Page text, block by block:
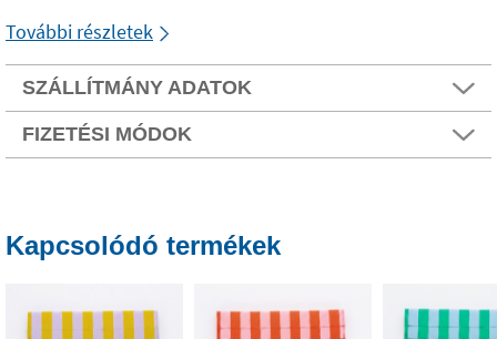
További részletek
SZÁLLÍTMÁNY ADATOK
FIZETÉSI MÓDOK
Kapcsolódó termékek